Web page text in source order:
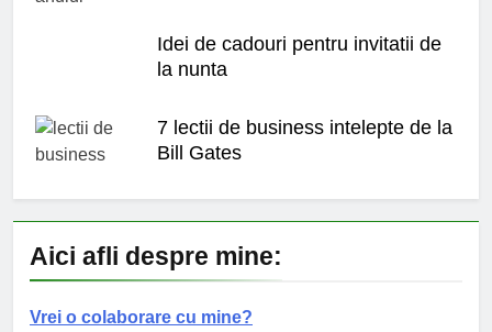
Idei de cadouri pentru invitatii de
la nunta
7 lectii de business intelepte de la
Bill Gates
Aici afli despre mine:
Vrei o colaborare cu mine?